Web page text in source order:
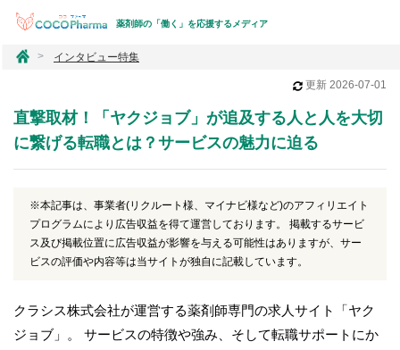
薬剤師の「働く」を応援するメディア
コ
ー
マ
インタビュー特集
更新 2026-07-01
直撃取材！「ヤクジョブ」が追及する人と人を大切
に繋げる転職とは？サービスの魅力に迫る
※本記事は、事業者(リクルート様、マイナビ様など)のアフィリエイト
プログラムにより広告収益を得て運営しております。 掲載するサービ
ス及び掲載位置に広告収益が影響を与える可能性はありますが、サー
ビスの評価や内容等は当サイトが独自に記載しています。
クラシス株式会社が運営する薬剤師専門の求人サイト「ヤク
ジョブ」。 サービスの特徴や強み、そして転職サポートにか